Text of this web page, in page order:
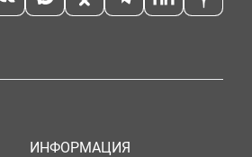
ИНФОРМАЦИЯ